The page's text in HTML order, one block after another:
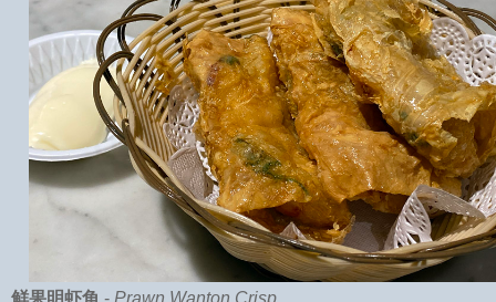
鲜果明虾角 - Prawn Wanton Crisp